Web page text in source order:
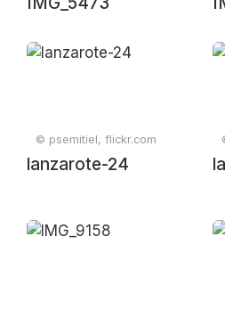
© psemitiel, flickr.com
lanzarote-24